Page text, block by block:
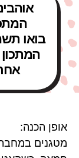
בואו
אופן הכנה:
מטגנים